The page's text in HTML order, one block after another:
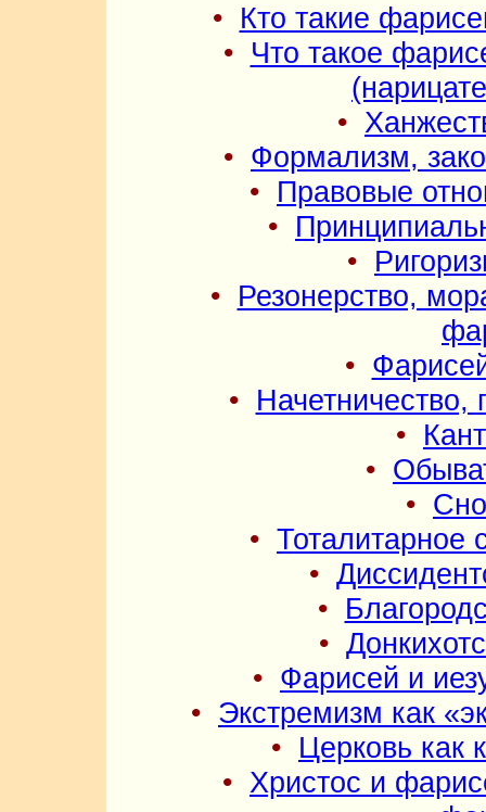
• Кто такие
• Что такое
•
• Формализм,
• Правовые
•
•
• Резонерство,
•
• Начетничество,
•
•
•
• Тоталитарное
•
•
•
• Фарисей и
• Экстремизм как
• Церковь как
• Христос и